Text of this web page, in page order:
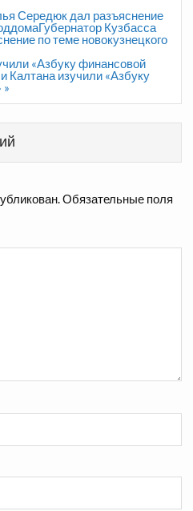
Середюк дал разъяснение
Кузбасса
по теме новокузнецкого
«Азбуку финансовой
Калтана изучили «Азбуку
»
Обязательные поля